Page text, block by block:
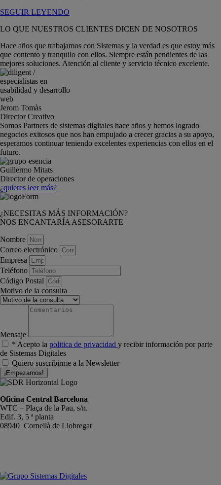
SEGUIR LEYENDO
LO QUE NUESTROS CLIENTES DICEN DE NOSOTROS
Hace años que trabajamos con Sistemas y la verdad es que estoy más
que contento y tranquilo con ellos. Siempre están pendientes de las
mejores soluciones. Atención al cliente y servicio técnico excelente.
Jerom Tomàs
Director Creativo
Somos Partners de sistemas digitales hace años y hemos logrado
negocios exitosos que nos han empujado a crecer gracias a su apoyo,
esperamos continuar teniendo excelentes experiencias con ellos en el
futuro.
Guillermo Mitats
Director de operaciones
¿quieres leer más?
¿NECESITAS MÁS INFORMACIÓN?
NOS ENCANTARÍA ASESORARTE
Nombre
Correo electrónico
Empresa
Teléfono
Código Postal
Motivo de la consulta
Mensaje
* Acepto la politica de privacidad y recibir información por parte
de Sistemas Digitales
Quiero suscribirme a la Newsletter
¡Empezamos!
Oficina Central Barcelona
WTC – Plaça de la Pau, s/n.
Edif. 3, 5 ª planta
08940 Cornellà de Llobregat